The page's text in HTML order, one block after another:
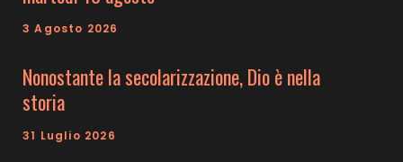
3 Agosto 2026
Nonostante la secolarizzazione, Dio è nella
storia
31 Luglio 2026